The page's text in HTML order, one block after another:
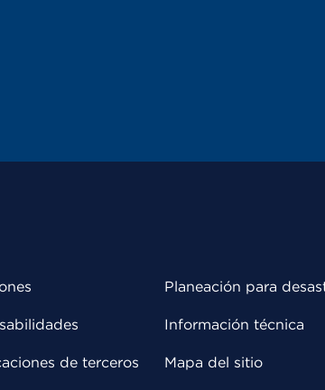
de terceros
Planeación para
Información técnica
Mapa del sitio